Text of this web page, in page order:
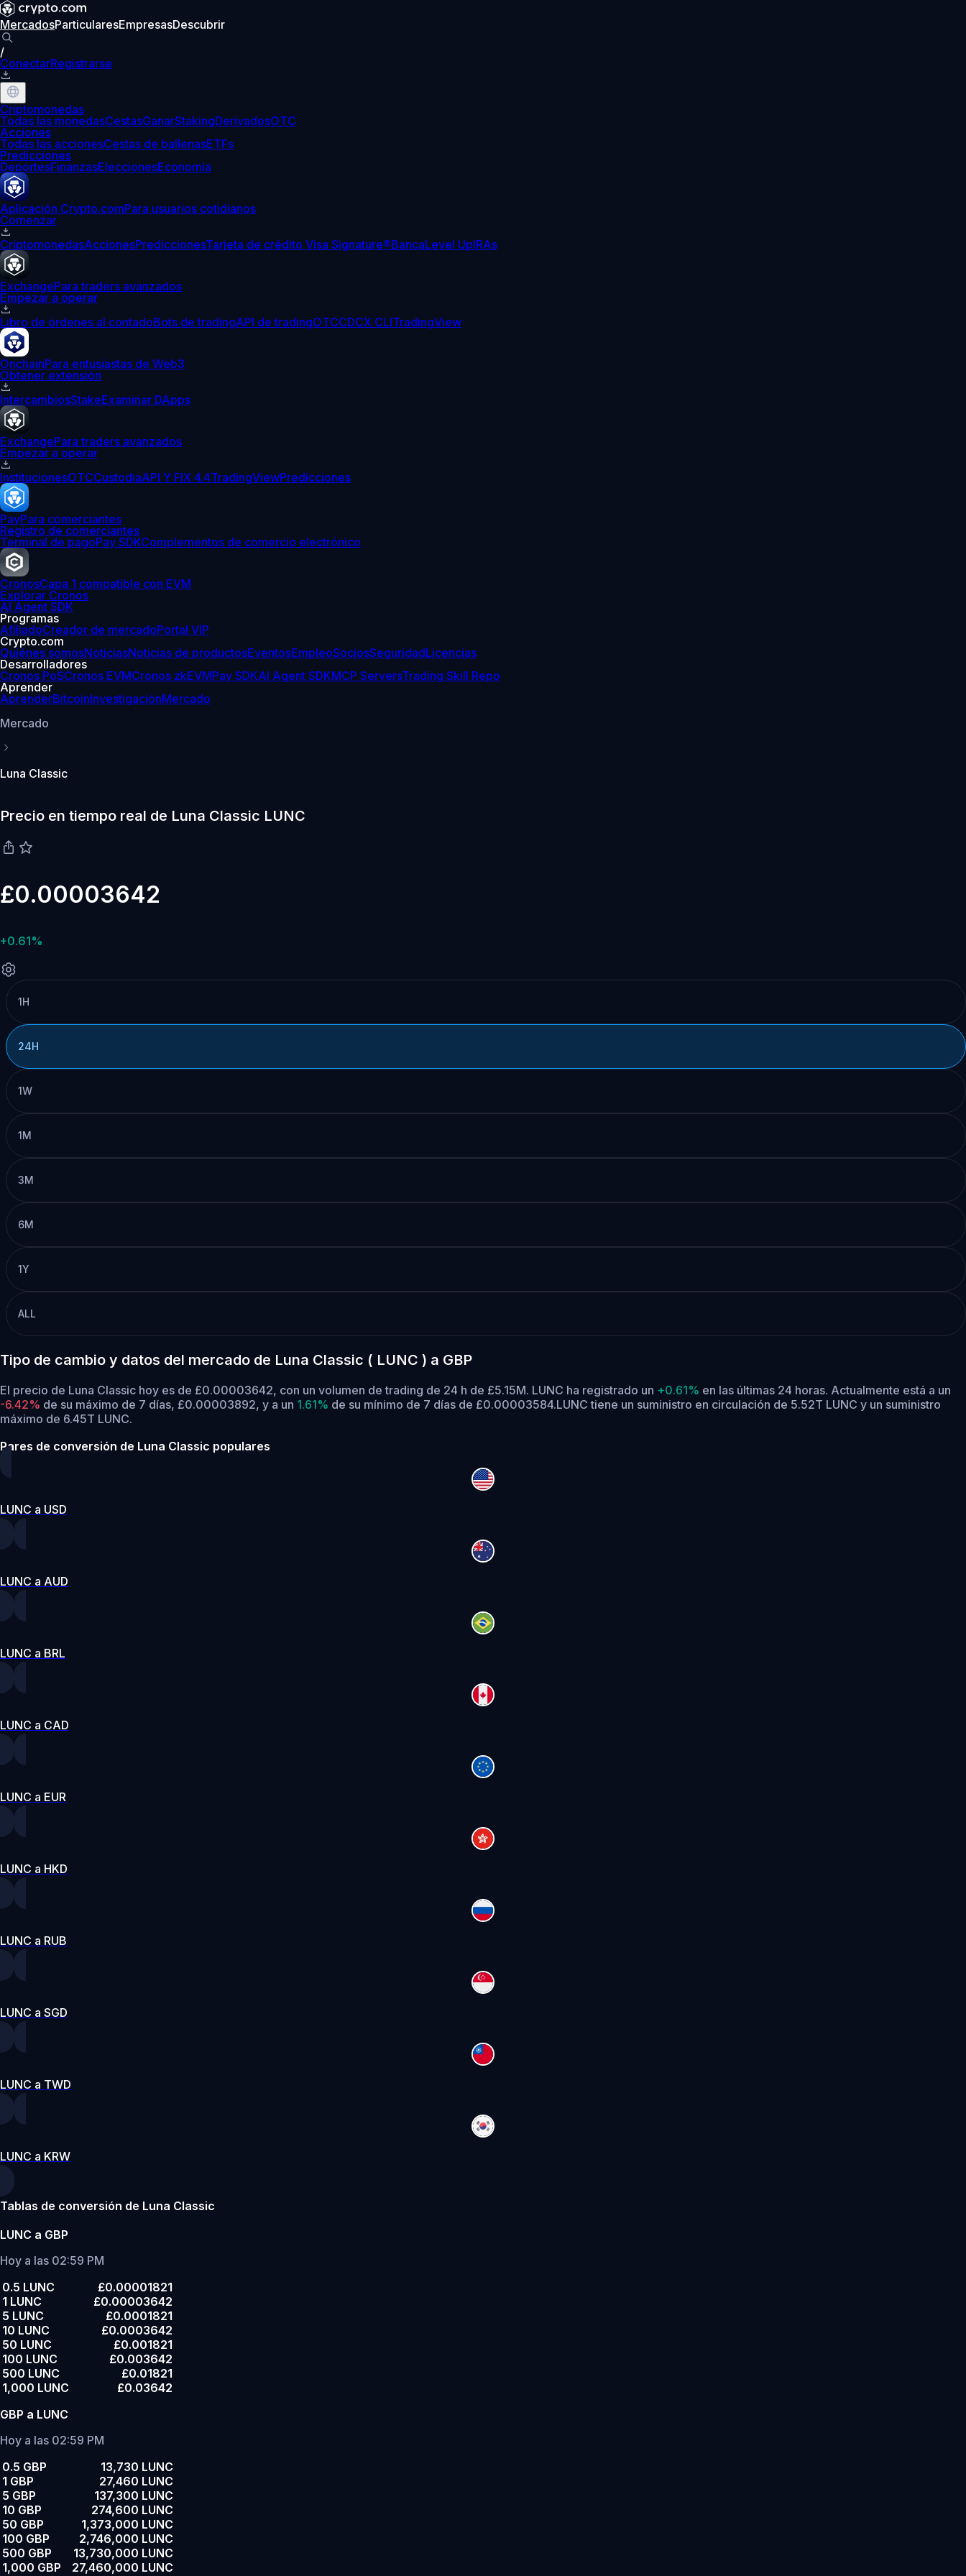
MercadosParticularesEmpresasDescubrir
/
ConectarRegistrarse
Criptomonedas
Todas las monedasCestasGanarStakingDerivadosOTC
Acciones
Todas las accionesCestas de ballenasETFs
Predicciones
DeportesFinanzasEleccionesEconomía
Aplicación Crypto.comPara usuarios cotidianos
Comenzar
CriptomonedasAccionesPrediccionesTarjeta de crédito Visa Signature®BancaLevel UpIRAs
ExchangePara traders avanzados
Empezar a operar
Libro de órdenes al contadoBots de tradingAPI de tradingOTCCDCX CLITradingView
OnchainPara entusiastas de Web3
Obtener extensión
IntercambiosStakeExaminar DApps
ExchangePara traders avanzados
Empezar a operar
InstitucionesOTCCustodiaAPI Y FIX 4.4TradingViewPredicciones
PayPara comerciantes
Registro de comerciantes
Terminal de pagoPay SDKComplementos de comercio electrónico
CronosCapa 1 compatible con EVM
Explorar Cronos
AI Agent SDK
Programas
AfiliadoCreador de mercadoPortal VIP
Crypto.com
Quiénes somosNoticiasNoticias de productosEventosEmpleoSociosSeguridadLicencias
Desarrolladores
Cronos PoSCronos EVMCronos zkEVMPay SDKAI Agent SDKMCP ServersTrading Skill Repo
Aprender
AprenderBitcoinInvestigaciónMercado
Mercado
Luna Classic
Precio en tiempo real de Luna Classic LUNC
£0.00003642
+0.61%
1H
24H
1W
1M
3M
6M
1Y
ALL
Tipo de cambio y datos del mercado de Luna Classic ( LUNC ) a GBP
El precio de Luna Classic hoy es de £0.00003642, con un volumen de trading de 24 h de £5.15M. LUNC ha registrado un +0.61% en las últimas 24 horas. Actualmente está a un
-6.42% de su máximo de 7 días, £0.00003892, y a un 1.61% de su mínimo de 7 días de £0.00003584.LUNC tiene un suministro en circulación de 5.52T LUNC y un suministro
máximo de 6.45T LUNC.
Pares de conversión de Luna Classic populares
LUNC a USD
LUNC a AUD
LUNC a BRL
LUNC a CAD
LUNC a EUR
LUNC a HKD
LUNC a RUB
LUNC a SGD
LUNC a TWD
LUNC a KRW
Tablas de conversión de Luna Classic
LUNC a GBP
Hoy a las 02:59 PM
0.5 LUNC
£0.00001821
1 LUNC
£0.00003642
5 LUNC
£0.0001821
10 LUNC
£0.0003642
50 LUNC
£0.001821
100 LUNC
£0.003642
500 LUNC
£0.01821
1,000 LUNC
£0.03642
GBP a LUNC
Hoy a las 02:59 PM
0.5 GBP
13,730 LUNC
1 GBP
27,460 LUNC
5 GBP
137,300 LUNC
10 GBP
274,600 LUNC
50 GBP
1,373,000 LUNC
100 GBP
2,746,000 LUNC
500 GBP
13,730,000 LUNC
1,000 GBP
27,460,000 LUNC